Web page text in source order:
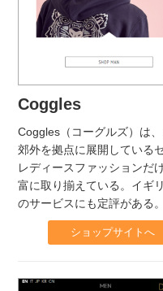
Coggles
Coggles（コーグルズ）は
郊外を拠点に展開している
レディースファッションだ
富に取り揃えている。イギ
のサービスにも定評がある。
ショップサイトへ